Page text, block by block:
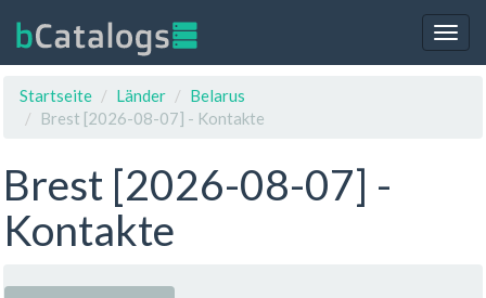
Startseite
Länder
Belarus
Brest [2026-08-07] - Kontakte
Brest [2026-08-07] -
Kontakte